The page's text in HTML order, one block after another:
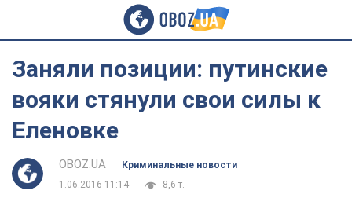
Заняли позиции: путинские
вояки стянули свои силы к
Еленовке
OBOZ.UA
Криминальные новости
1.06.2016 11:14
8,6 т.